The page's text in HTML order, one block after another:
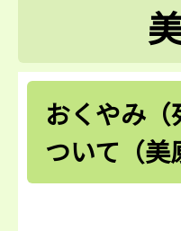
おくやみ
ついて（美